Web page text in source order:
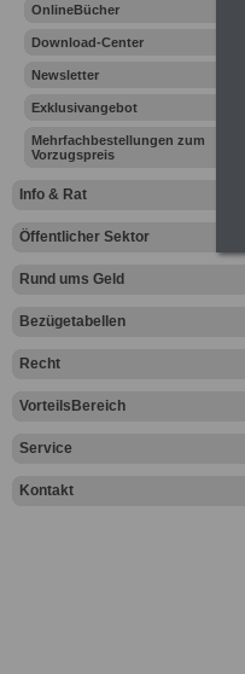
OnlineBücher
Download-Center
Newsletter
Exklusivangebot
Mehrfachbestellungen zum
Vorzugspreis
Info & Rat
Öffentlicher Sektor
Rund ums Geld
Bezügetabellen
Recht
VorteilsBereich
Service
Kontakt